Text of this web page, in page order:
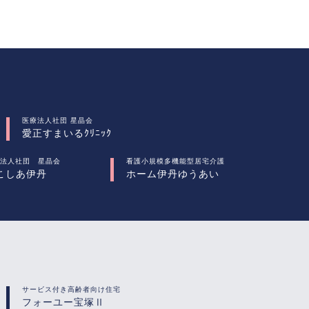
医療法人社団 星晶会
愛正すまいるｸﾘﾆｯｸ
人社団 星晶会
しあ伊丹
看護小規模多機能型居宅介護
ホーム伊丹ゆうあい
サービス付き高齢者向け住宅
フォーユー宝塚Ⅱ